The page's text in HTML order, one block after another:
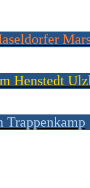
Henstedt
Trappenkamp